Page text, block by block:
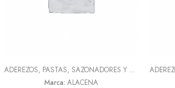
,TODOS
ADEREZOS, PASTAS, SAZONADORES Y CONDIMENTOS
Marca: ALACENA